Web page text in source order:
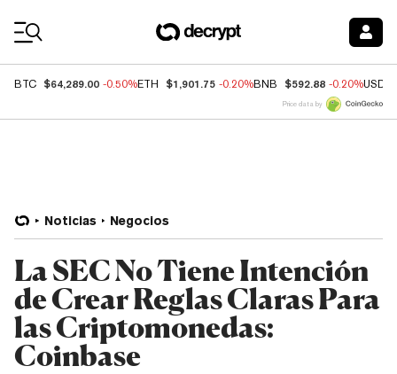
BTC $64,289.00 -0.50%ETH $1,901.75 -0.20%BNB $592.88 -0.20%USDC
Price data by
Noticias Negocios
La SEC No Tiene Intención
de Crear Reglas Claras Para
las Criptomonedas:
Coinbase